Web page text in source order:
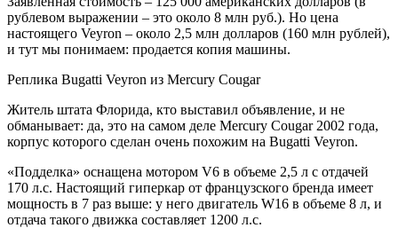
рублевом выражении – это около 8 млн руб.). Но цена
настоящего Veyron – около 2,5 млн долларов (160 млн рублей),
и тут мы понимаем: продается копия машины.
Реплика Bugatti Veyron из Mercury Cougar
Житель штата Флорида, кто выставил объявление, и не
обманывает: да, это на самом деле Mercury Cougar 2002 года,
корпус которого сделан очень похожим на Bugatti Veyron.
«Подделка» оснащена мотором V6 в объеме 2,5 л с отдачей
170 л.с. Настоящий гиперкар от французского бренда имеет
мощность в 7 раз выше: у него двигатель W16 в объеме 8 л, и
отдача такого движка составляет 1200 л.с.